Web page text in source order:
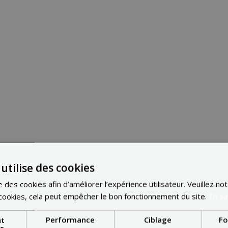
CONTACT Voir les prix Belpex
TROUVEZ L'INSPIRATION
des cookies
des cookies afin d’améliorer l’expérience utilisateur. Veuillez
cela peut empêcher le bon fonctionnement du site.
Performance Ciblage